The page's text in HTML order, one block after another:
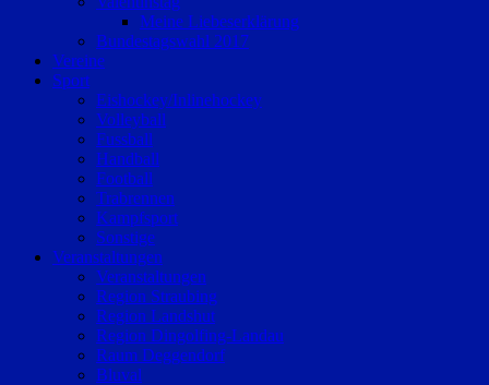
Meine Liebeserklärung
Bundestagswahl 2017
Vereine
Sport
Eishockey/Inlinehockey
Volleyball
Fussball
Handball
Football
Trabrennen
Kampfsport
Sonstige
Veranstaltungen
Veranstaltungen
Region Straubing
Region Landshut
Region Dingolfing-Landau
Raum Deggendorf
Bluval